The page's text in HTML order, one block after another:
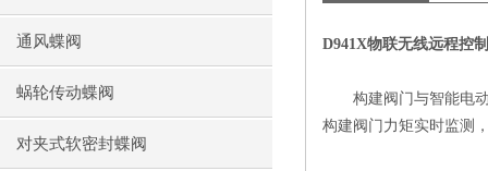
通风蝶阀
蜗轮传动蝶阀
对夹式软密封蝶阀
D941X物联无线远程控
构建阀门与智能电动
构建阀门力矩实时监测